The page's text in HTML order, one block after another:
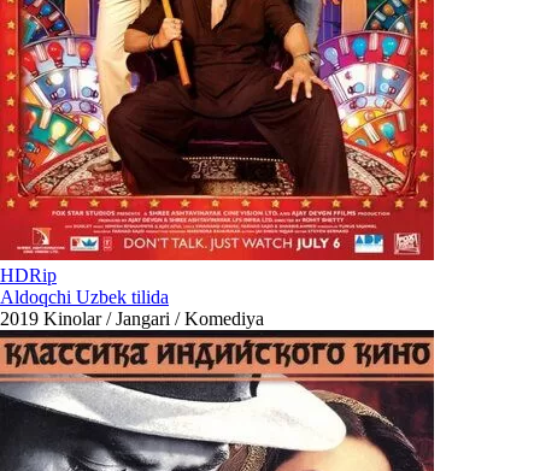
HDRip
Aldoqchi Uzbek tilida
2019 Kinolar / Jangari / Komediya